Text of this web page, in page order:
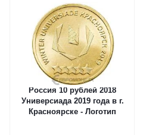
Россия 10 рублей 2018
Универсиада 2019 года в г.
Красноярске - Логотип